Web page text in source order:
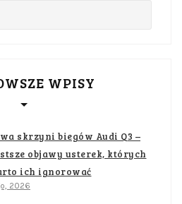
WPISY
skrzyni biegów Audi Q3 –
objawy usterek, których
ich ignorować
2026